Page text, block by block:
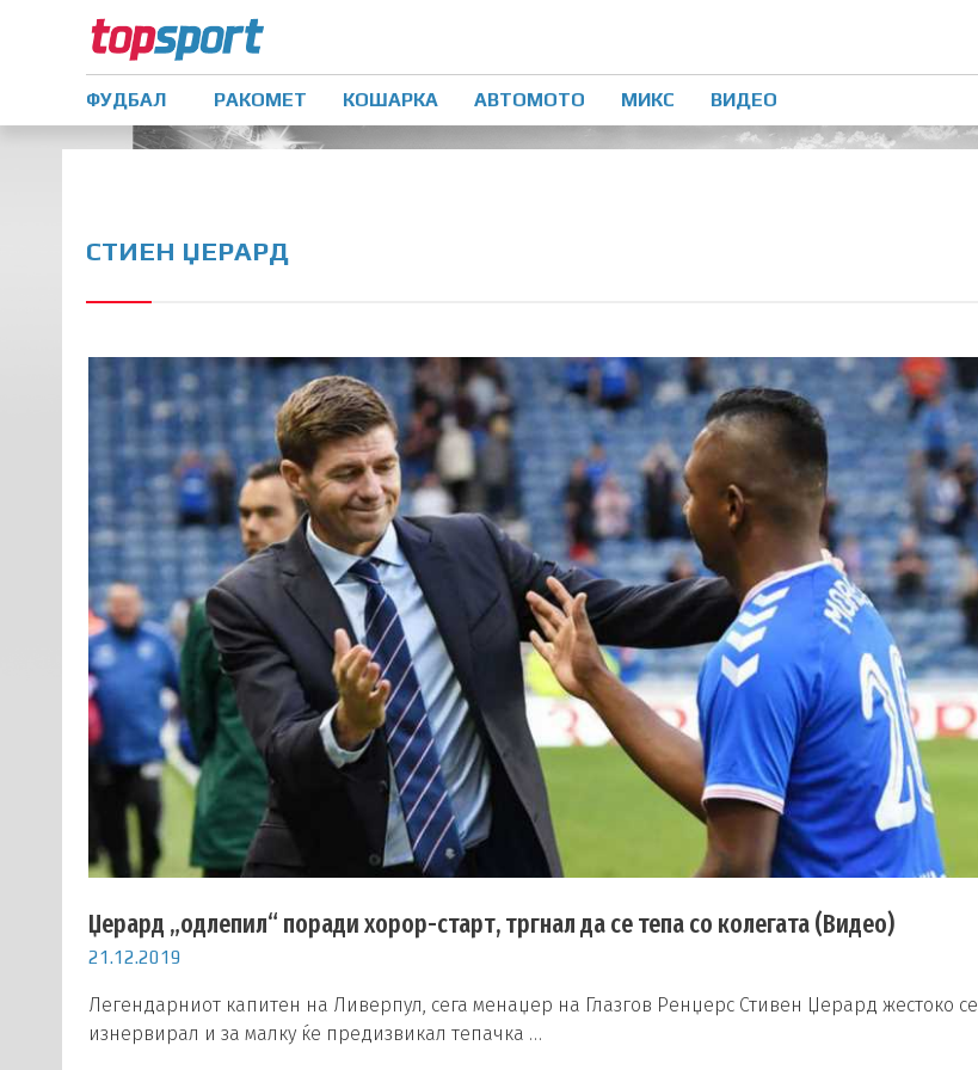
ФУДБАЛ РАКОМЕТ КОШАРКА АВТОМОТО МИКС ВИДЕО
СТИЕН ЏЕРАРД
Џерард „одлепил“ поради хорор-старт, тргнал да се тепа со колегата (Видео)
21.12.2019
Легендарниот капитен на Ливерпул, сега менаџер на Глазгов Ренџерс Стивен Џерард жестоко се
изнервирал и за малку ќе предизвикал тепачка …